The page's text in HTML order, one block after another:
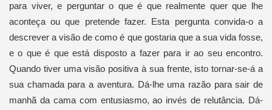
para viver, e perguntar o que é que realmente quer que lhe
aconteça ou que pretende fazer. Esta pergunta convida-o a
descrever a visão de como é que gostaria que a sua vida fosse,
e o que é que está disposto a fazer para ir ao seu encontro.
Quando tiver uma visão positiva à sua frente, isto tornar-se-á a
sua chamada para a aventura. Dá-lhe uma razão para sair de
manhã da cama com entusiasmo, ao invés de relutância. Dá-